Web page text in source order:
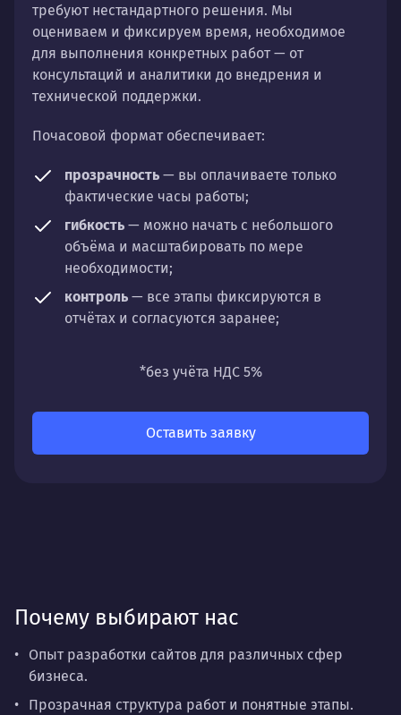
требуют нестандартного решения. Мы
оцениваем и фиксируем время, необходимое
для выполнения конкретных работ — от
консультаций и аналитики до внедрения и
технической поддержки.
Почасовой формат обеспечивает:
прозрачность — вы оплачиваете только
фактические часы работы;
гибкость — можно начать с небольшого
объёма и масштабировать по мере
необходимости;
контроль — все этапы фиксируются в
отчётах и согласуются заранее;
направлений: стратегии, настройки,
*без учёта НДС 5%
Оставить заявку
Почему выбирают нас
Опыт разработки сайтов для различных сфер
бизнеса.
Прозрачная структура работ и понятные этапы.